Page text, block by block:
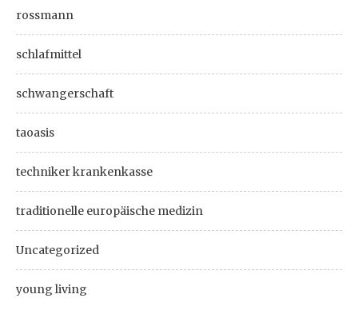
rossmann
schlafmittel
schwangerschaft
taoasis
techniker krankenkasse
traditionelle europäische medizin
Uncategorized
young living